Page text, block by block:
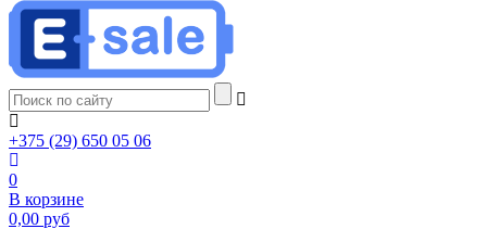
+375 (29) 650 05 06
0
В корзине
0,00 руб